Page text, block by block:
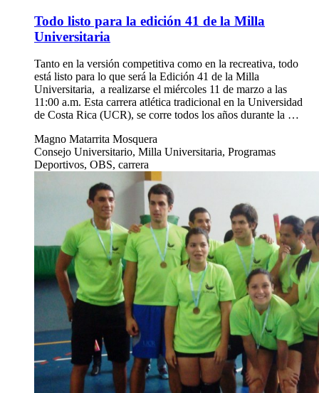
Todo listo para la edición 41 de la Milla
Universitaria
Tanto en la versión competitiva como en la recreativa, todo
está listo para lo que será la Edición 41 de la Milla
Universitaria, a realizarse el miércoles 11 de marzo a las
11:00 a.m. Esta carrera atlética tradicional en la Universidad
de Costa Rica (UCR), se corre todos los años durante la …
Magno Matarrita Mosquera
Consejo Universitario, Milla Universitaria, Programas
Deportivos, OBS, carrera